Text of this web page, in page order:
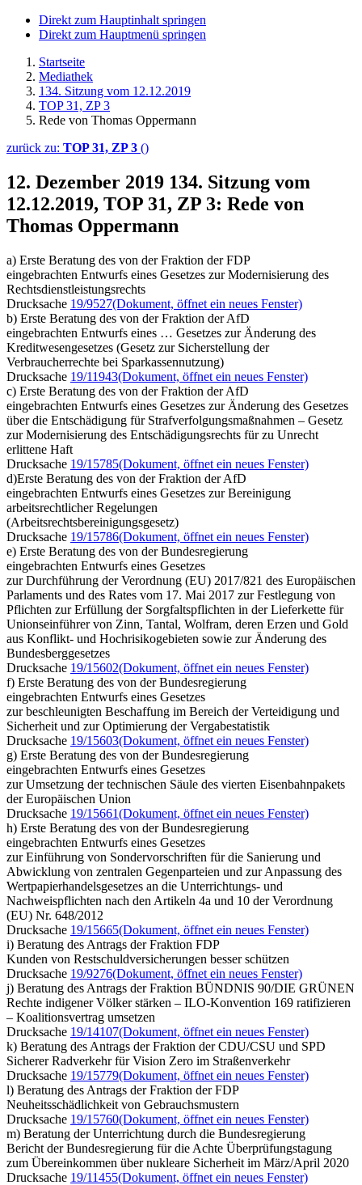
Direkt zum Hauptinhalt springen
Direkt zum Hauptmenü springen
Startseite
Mediathek
134. Sitzung vom 12.12.2019
TOP 31, ZP 3
Rede von Thomas Oppermann
zurück zu: TOP 31, ZP 3 ()
12. Dezember 2019 134. Sitzung vom
12.12.2019, TOP 31, ZP 3: Rede von
Thomas Oppermann
a) Erste Beratung des von der Fraktion der FDP
eingebrachten Entwurfs eines Gesetzes zur Modernisierung des
Rechtsdienstleistungsrechts
Drucksache 19/9527(Dokument, öffnet ein neues Fenster)
b) Erste Beratung des von der Fraktion der AfD
eingebrachten Entwurfs eines … Gesetzes zur Änderung des
Kreditwesengesetzes (Gesetz zur Sicherstellung der
Verbraucherrechte bei Sparkassennutzung)
Drucksache 19/11943(Dokument, öffnet ein neues Fenster)
c) Erste Beratung des von der Fraktion der AfD
eingebrachten Entwurfs eines Gesetzes zur Änderung des Gesetzes
über die Entschädigung für Strafverfolgungsmaßnahmen – Gesetz
zur Modernisierung des Entschädigungsrechts für zu Unrecht
erlittene Haft
Drucksache 19/15785(Dokument, öffnet ein neues Fenster)
d)Erste Beratung des von der Fraktion der AfD
eingebrachten Entwurfs eines Gesetzes zur Bereinigung
arbeitsrechtlicher Regelungen
(Arbeitsrechtsbereinigungsgesetz)
Drucksache 19/15786(Dokument, öffnet ein neues Fenster)
e) Erste Beratung des von der Bundesregierung
eingebrachten Entwurfs eines Gesetzes
zur Durchführung der Verordnung (EU) 2017/821 des Europäischen
Parlaments und des Rates vom 17. Mai 2017 zur Festlegung von
Pflichten zur Erfüllung der Sorgfaltspflichten in der Lieferkette für
Unionseinführer von Zinn, Tantal, Wolfram, deren Erzen und Gold
aus Konflikt- und Hochrisikogebieten sowie zur Änderung des
Bundesberggesetzes
Drucksache 19/15602(Dokument, öffnet ein neues Fenster)
f) Erste Beratung des von der Bundesregierung
eingebrachten Entwurfs eines Gesetzes
zur beschleunigten Beschaffung im Bereich der Verteidigung und
Sicherheit und zur Optimierung der Vergabestatistik
Drucksache 19/15603(Dokument, öffnet ein neues Fenster)
g) Erste Beratung des von der Bundesregierung
eingebrachten Entwurfs eines Gesetzes
zur Umsetzung der technischen Säule des vierten Eisenbahnpakets
der Europäischen Union
Drucksache 19/15661(Dokument, öffnet ein neues Fenster)
h) Erste Beratung des von der Bundesregierung
eingebrachten Entwurfs eines Gesetzes
zur Einführung von Sondervorschriften für die Sanierung und
Abwicklung von zentralen Gegenparteien und zur Anpassung des
Wertpapierhandelsgesetzes an die Unterrichtungs- und
Nachweispflichten nach den Artikeln 4a und 10 der Verordnung
(EU) Nr. 648/2012
Drucksache 19/15665(Dokument, öffnet ein neues Fenster)
i) Beratung des Antrags der Fraktion FDP
Kunden von Restschuldversicherungen besser schützen
Drucksache 19/9276(Dokument, öffnet ein neues Fenster)
j) Beratung des Antrags der Fraktion BÜNDNIS 90/DIE GRÜNEN
Rechte indigener Völker stärken – ILO-Konvention 169 ratifizieren
– Koalitionsvertrag umsetzen
Drucksache 19/14107(Dokument, öffnet ein neues Fenster)
k) Beratung des Antrags der Fraktion der CDU/CSU und SPD
Sicherer Radverkehr für Vision Zero im Straßenverkehr
Drucksache 19/15779(Dokument, öffnet ein neues Fenster)
l) Beratung des Antrags der Fraktion der FDP
Neuheitsschädlichkeit von Gebrauchsmustern
Drucksache 19/15760(Dokument, öffnet ein neues Fenster)
m) Beratung der Unterrichtung durch die Bundesregierung
Bericht der Bundesregierung für die Achte Überprüfungstagung
zum Übereinkommen über nukleare Sicherheit im März/April 2020
Drucksache 19/11455(Dokument, öffnet ein neues Fenster)